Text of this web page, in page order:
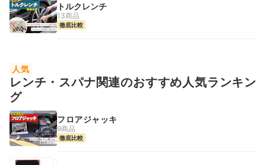
トルクレンチ
13商品
徹底比較
人気
レンチ・スパナ関連のおすすめ人気ランキン
グ
フロアジャッキ
9商品
徹底比較